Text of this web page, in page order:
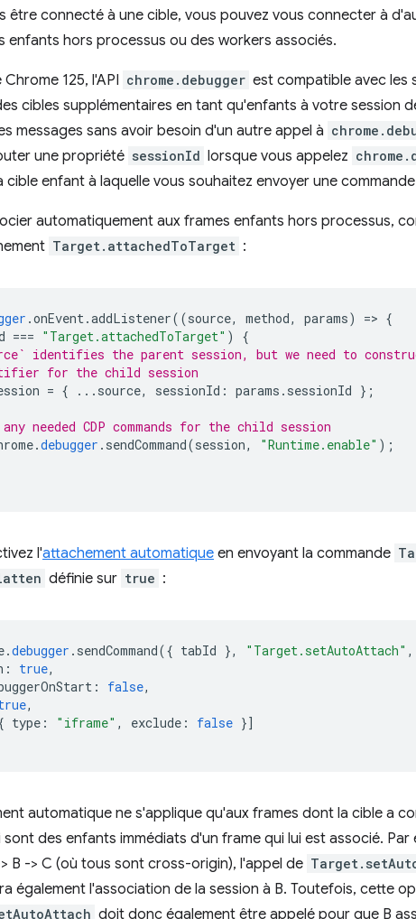
être connecté à une cible, vous pouvez vous connecter à
enfants hors processus ou des workers associés.
125, l'API chrome.debugger est compatible avec les
cibles supplémentaires en tant qu'enfants à votre session
messages sans avoir besoin d'un autre appel à
une propriété sessionId lorsque vous appelez
cible enfant à laquelle vous souhaitez envoyer une
automatiquement aux frames enfants hors processus,
Target.attachedToTarget :
.onEvent.addListener((source, method, params) => {
=== "Target.attachedToTarget" )
{
identifies the parent session, but we need to
for the child session
= { ... source, sessionId : params . sessionId };
needed CDP commands for the child session
.debugger . sendCommand(session, "Runtime.enable" );
l'attachement automatique en envoyant la commande
définie sur true :
.debugger . sendCommand({ tabId }, "Target.setAutoAttach" ,
: true,
: false,
,
type : "iframe" , exclude : false }]
automatique ne s'applique qu'aux frames dont la cible a
des enfants immédiats d'un frame qui lui est associé. Par
B -> C (où tous sont cross-origin), l'appel de
également l'association de la session à B. Toutefois, cette
doit donc également être appelé pour que B